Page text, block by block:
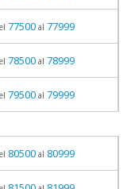
77500al 77999
78500al 78999
79500al 79999
80500al 80999